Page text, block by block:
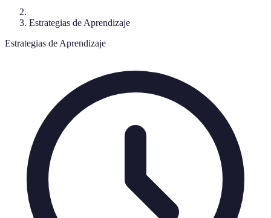
Estrategias de Aprendizaje
Estrategias de Aprendizaje